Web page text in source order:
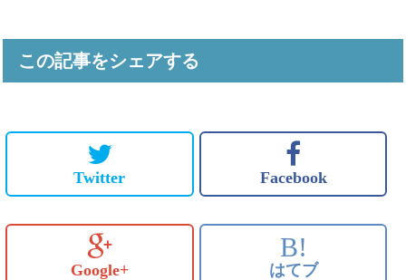
この記事をシェアする
Twitter Facebook
Google+
B!
はてブ